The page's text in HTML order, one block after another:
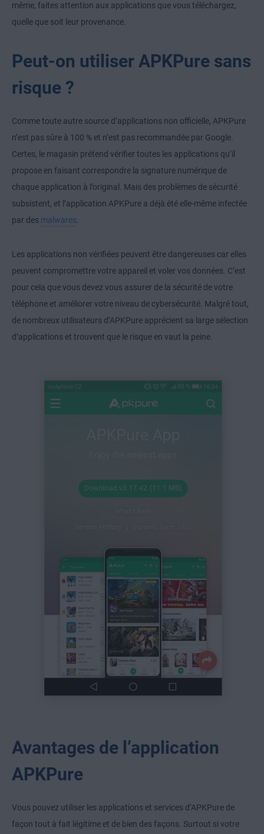
même, faites attention aux applications que vous téléchargez,
quelle que soit leur provenance.
Peut-on utiliser APKPure sans
risque ?
Comme toute autre source d’applications non officielle, APKPure
n’est pas sûre à 100 % et n’est pas recommandée par Google.
Certes, le magasin prétend vérifier toutes les applications qu’il
propose en faisant correspondre la signature numérique de
chaque application à l’original. Mais des problèmes de sécurité
subsistent, et l’application APKPure a déjà été elle-même infectée
par des malwares.
Les applications non vérifiées peuvent être dangereuses car elles
peuvent compromettre votre appareil et voler vos données. C’est
pour cela que vous devez vous assurer de la sécurité de votre
téléphone et améliorer votre niveau de cybersécurité. Malgré tout,
de nombreux utilisateurs d’APKPure apprécient sa large sélection
d’applications et trouvent que le risque en vaut la peine.
Avantages de l’application
APKPure
Vous pouvez utiliser les applications et services d’APKPure de
façon tout à fait légitime et de bien des façons. Surtout si votre